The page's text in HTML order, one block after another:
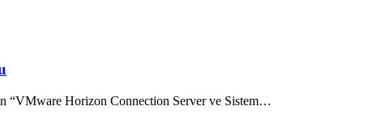
“VMware Horizon Connection Server ve Sistem…